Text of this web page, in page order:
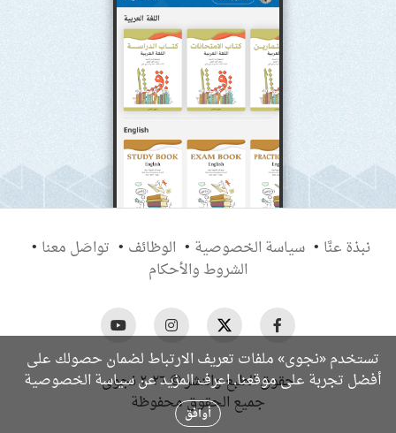
نبذة عنَّا سياسة الخصوصية الوظائف
تواصَل معنا
الشروط والأحكام
حقوق الطبع والنشر © ٢٠٢٦ نجوى
جميع الحقوق محفوظة
تستخدم «نجوى» ملفات تعريف الارتباط لضمان حصولك على
أفضل تجربة على موقعنا. اعرف المزيد عنسياسة الخصوصية
أوافق